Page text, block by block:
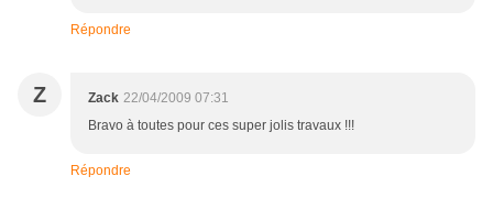
Répondre
Z Zack 22/04/2009 07:31
Bravo à toutes pour ces super jolis travaux !!!
Répondre